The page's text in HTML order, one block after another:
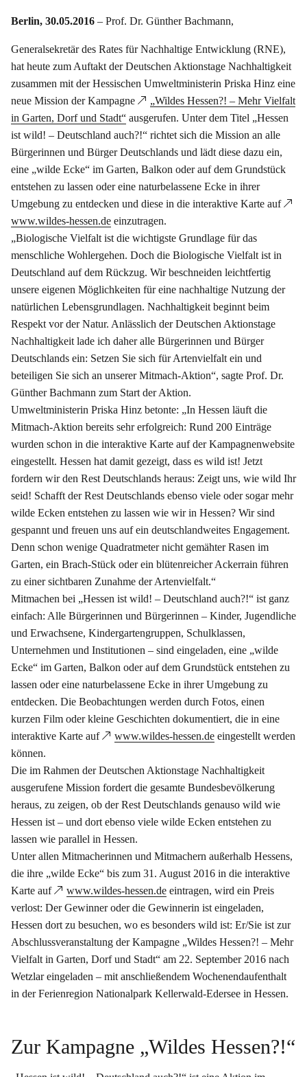
Berlin, 30.05.2016 – Prof. Dr. Günther Bachmann,
Generalsekretär des Rates für Nachhaltige Entwicklung (RNE),
hat heute zum Auftakt der Deutschen Aktionstage Nachhaltigkeit
zusammen mit der Hessischen Umweltministerin Priska Hinz eine
neue Mission der Kampagne
„Wildes Hessen?! – Mehr Vielfalt
in Garten, Dorf und Stadt“ ausgerufen. Unter dem Titel „Hessen
ist wild! – Deutschland auch?!“ richtet sich die Mission an alle
Bürgerinnen und Bürger Deutschlands und lädt diese dazu ein,
eine „wilde Ecke“ im Garten, Balkon oder auf dem Grundstück
entstehen zu lassen oder eine naturbelassene Ecke in ihrer
Umgebung zu entdecken und diese in die interaktive Karte auf
www.wildes-hessen.de einzutragen.
„Biologische Vielfalt ist die wichtigste Grundlage für das
menschliche Wohlergehen. Doch die Biologische Vielfalt ist in
Deutschland auf dem Rückzug. Wir beschneiden leichtfertig
unsere eigenen Möglichkeiten für eine nachhaltige Nutzung der
natürlichen Lebensgrundlagen. Nachhaltigkeit beginnt beim
Respekt vor der Natur. Anlässlich der Deutschen Aktionstage
Nachhaltigkeit lade ich daher alle Bürgerinnen und Bürger
Deutschlands ein: Setzen Sie sich für Artenvielfalt ein und
beteiligen Sie sich an unserer Mitmach-Aktion“, sagte Prof. Dr.
Günther Bachmann zum Start der Aktion.
Umweltministerin Priska Hinz betonte: „In Hessen läuft die
Mitmach-Aktion bereits sehr erfolgreich: Rund 200 Einträge
wurden schon in die interaktive Karte auf der Kampagnenwebsite
eingestellt. Hessen hat damit gezeigt, dass es wild ist! Jetzt
fordern wir den Rest Deutschlands heraus: Zeigt uns, wie wild Ihr
seid! Schafft der Rest Deutschlands ebenso viele oder sogar mehr
wilde Ecken entstehen zu lassen wie wir in Hessen? Wir sind
gespannt und freuen uns auf ein deutschlandweites Engagement.
Denn schon wenige Quadratmeter nicht gemähter Rasen im
Garten, ein Brach-Stück oder ein blütenreicher Ackerrain führen
zu einer sichtbaren Zunahme der Artenvielfalt.“
Mitmachen bei „Hessen ist wild! – Deutschland auch?!“ ist ganz
einfach: Alle Bürgerinnen und Bürgerinnen – Kinder, Jugendliche
und Erwachsene, Kindergartengruppen, Schulklassen,
Unternehmen und Institutionen – sind eingeladen, eine „wilde
Ecke“ im Garten, Balkon oder auf dem Grundstück entstehen zu
lassen oder eine naturbelassene Ecke in ihrer Umgebung zu
entdecken. Die Beobachtungen werden durch Fotos, einen
kurzen Film oder kleine Geschichten dokumentiert, die in eine
interaktive Karte auf
www.wildes-hessen.de eingestellt werden
können.
Die im Rahmen der Deutschen Aktionstage Nachhaltigkeit
ausgerufene Mission fordert die gesamte Bundesbevölkerung
heraus, zu zeigen, ob der Rest Deutschlands genauso wild wie
Hessen ist – und dort ebenso viele wilde Ecken entstehen zu
lassen wie parallel in Hessen.
Unter allen Mitmacherinnen und Mitmachern außerhalb Hessens,
die ihre „wilde Ecke“ bis zum 31. August 2016 in die interaktive
Karte auf
www.wildes-hessen.de eintragen, wird ein Preis
verlost: Der Gewinner oder die Gewinnerin ist eingeladen,
Hessen dort zu besuchen, wo es besonders wild ist: Er/Sie ist zur
Abschlussveranstaltung der Kampagne „Wildes Hessen?! – Mehr
Vielfalt in Garten, Dorf und Stadt“ am 22. September 2016 nach
Wetzlar eingeladen – mit anschließendem Wochenendaufenthalt
in der Ferienregion Nationalpark Kellerwald-Edersee in Hessen.
Zur Kampagne „Wildes Hessen?!“